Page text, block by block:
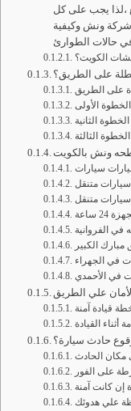
،لذا يجب على كل
شركة ونش وكيفية
حالات الطوارئ
الكويت؟
على الطريق؟
على الطريق
الخطوة الأولى
الخطوة الثانية
الخطوة الثالثة
ونش بالكويت
سيارات
متنقل
متنقل
ساعة
الفروانية
الكبير
في الجهراء
في الأحمدي
علي الطريق
قيادة آمنة
أثناء القيادة
حادث سيارة؟
مكان الحادث
على الفور
إن كانت آمنة
علي هدوئك